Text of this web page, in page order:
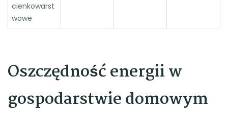
cienkowarst
wowe
Oszczędność energii w
gospodarstwie domowym